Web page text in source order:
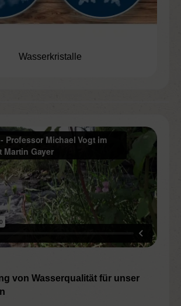
Wasserkristalle
von Wasserqualität für unser